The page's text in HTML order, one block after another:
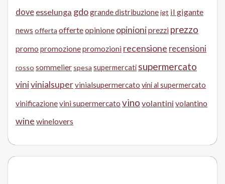
dove esselunga gdogrande distribuzioneigt il gigante
news offerta offerteopinione opinioniprezzi prezzo
promo promozionepromozioni recensione recensioni
rosso sommelier spesa supermercati supermercato
vinivinialsupervinialsupermercato vini al supermercato
vinificazionevini supermercato vino volantini volantino
wine winelovers